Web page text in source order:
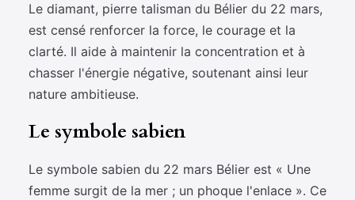
Le diamant, pierre talisman du Bélier du 22 mars,
est censé renforcer la force, le courage et la
clarté. Il aide à maintenir la concentration et à
chasser l'énergie négative, soutenant ainsi leur
nature ambitieuse.
Le symbole sabien
Le symbole sabien du 22 mars Bélier est « Une
femme surgit de la mer ; un phoque l'enlace ». Ce